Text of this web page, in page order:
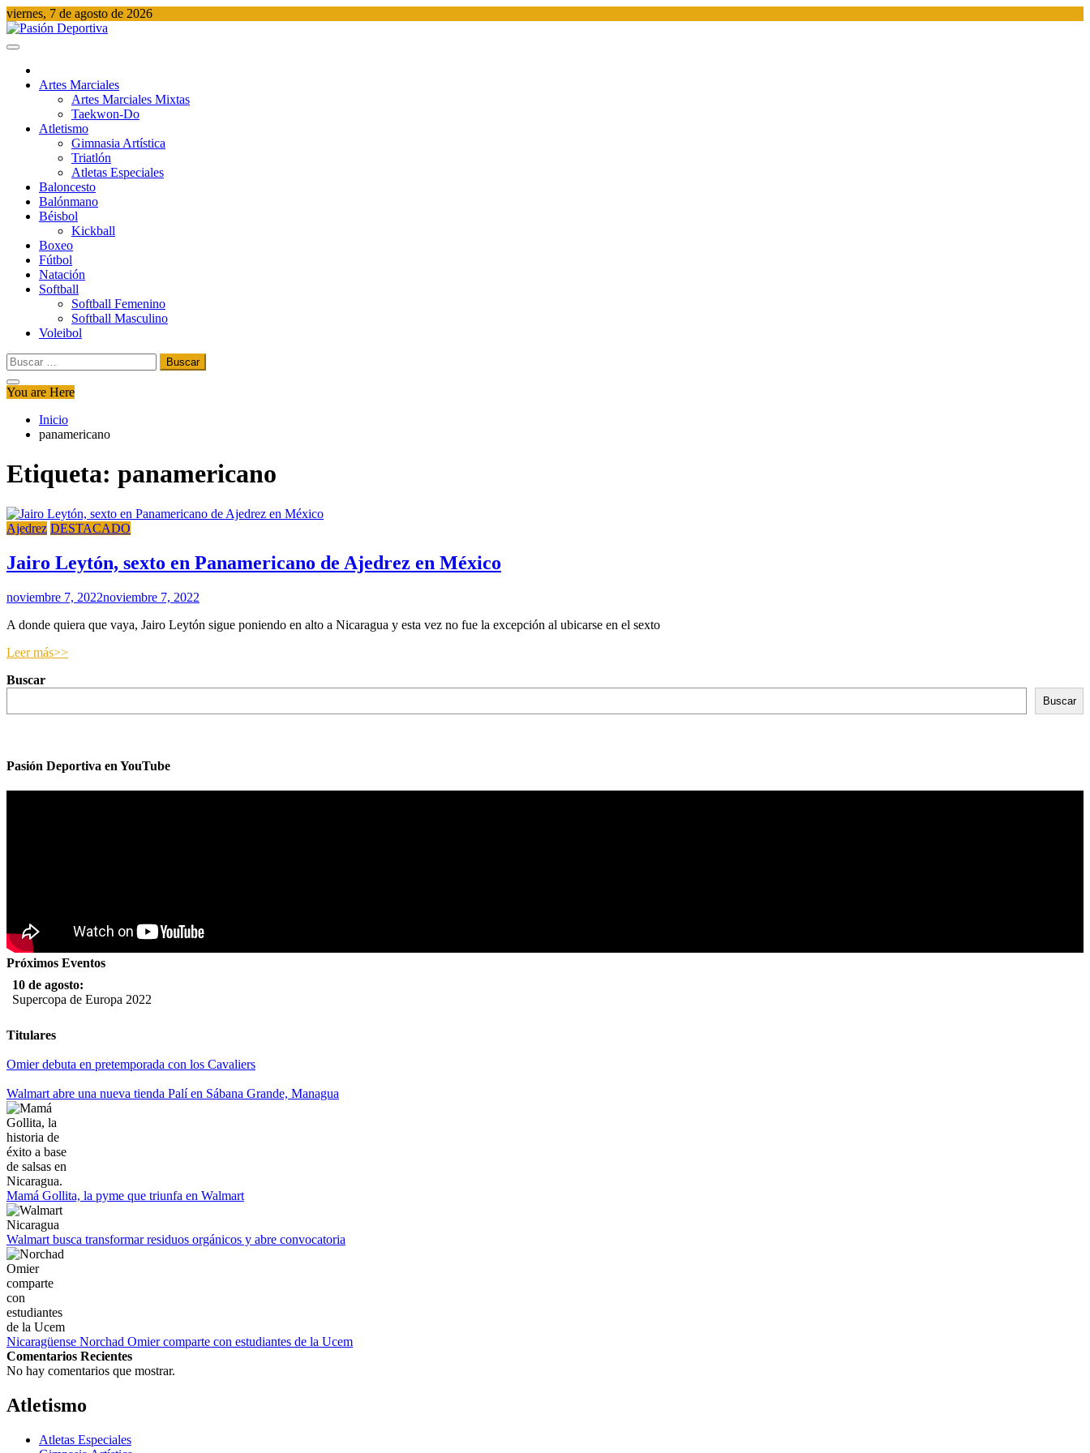
Saltar
al
contenido
viernes, 7 de agosto de 2026
Artes Marciales
Artes Marciales Mixtas
Taekwon-Do
Atletismo
Gimnasia Artística
Triatlón​
Atletas Especiales
Baloncesto
Balónmano
Béisbol
Kickball​
Boxeo
Fútbol
Natación​
Softball​
Softball​ Femenino
Softball​ Masculino
Voleibol​
Buscar:
You are Here
Inicio
panamericano
Etiqueta: panamericano
Ajedrez DESTACADO
Jairo Leytón, sexto en Panamericano de Ajedrez en México
noviembre 7, 2022noviembre 7, 2022
A donde quiera que vaya, Jairo Leytón sigue poniendo en alto a Nicaragua y esta vez no fue la excepción al ubicarse en el sexto
Leer más>>
Buscar
Buscar
Pasión Deportiva en YouTube
Próximos Eventos
10 de agosto:
Supercopa de Europa 2022
11 al 21 de agosto:
Empieza La Liga 2022-2023
Titulares
Omier debuta en pretemporada con los Cavaliers
Walmart abre una nueva tienda Palí en Sábana Grande, Managua
Mamá Gollita, la pyme que triunfa en Walmart
Walmart busca transformar residuos orgánicos y abre convocatoria
Nicaragüense Norchad Omier comparte con estudiantes de la Ucem
Comentarios Recientes
No hay comentarios que mostrar.
Atletismo
Atletas Especiales